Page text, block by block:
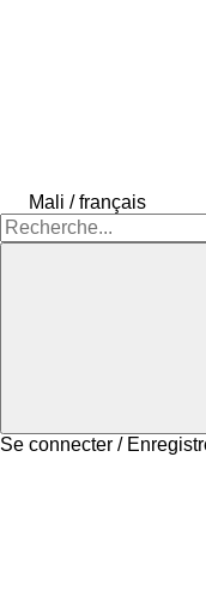
Mali / français
Se connecter /